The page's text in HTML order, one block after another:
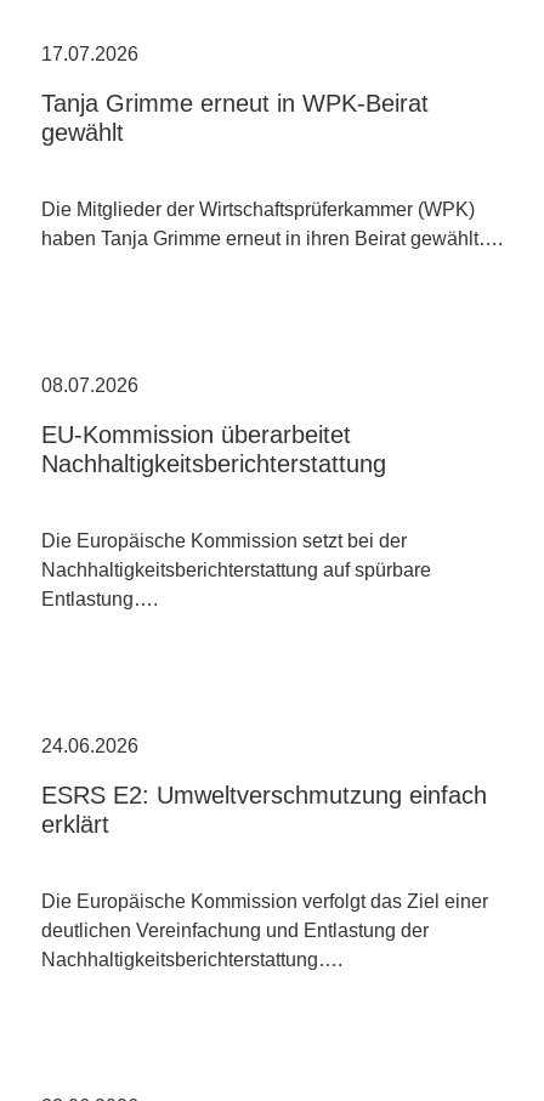
17.07.2026
Tanja Grimme erneut in WPK-Beirat
gewählt
Die Mitglieder der Wirtschaftsprüferkammer (WPK)
haben Tanja Grimme erneut in ihren Beirat gewählt….
08.07.2026
EU-Kommission überarbeitet
Nachhaltigkeitsberichterstattung
Die Europäische Kommission setzt bei der
Nachhaltigkeitsberichterstattung auf spürbare
Entlastung….
24.06.2026
ESRS E2: Umweltverschmutzung einfach
erklärt
Die Europäische Kommission verfolgt das Ziel einer
deutlichen Vereinfachung und Entlastung der
Nachhaltigkeitsberichterstattung….